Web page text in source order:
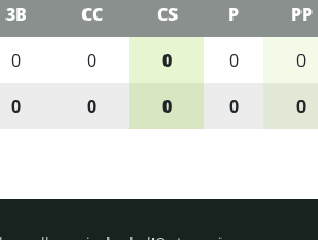
3B CC CS P PP
0 0 0 0 0
0 0 0 0 0